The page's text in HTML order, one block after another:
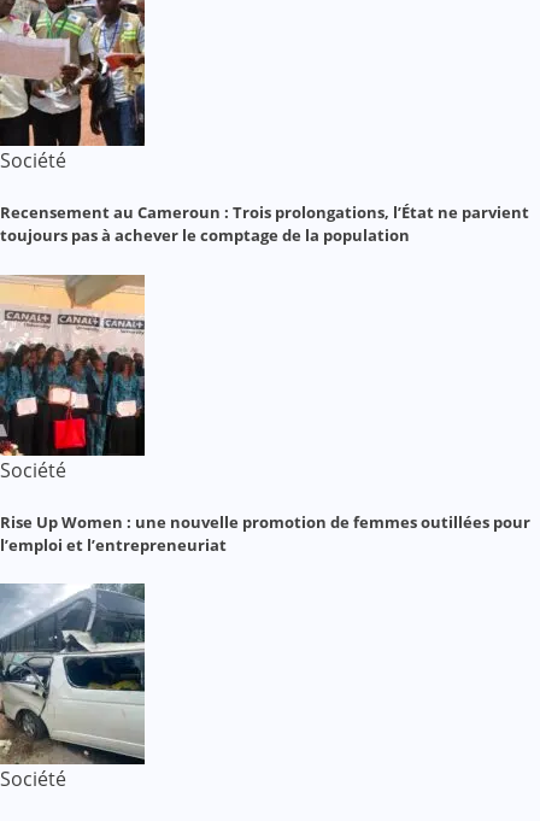
Société
Recensement au Cameroun : Trois prolongations, l’État ne parvient
toujours pas à achever le comptage de la population
Société
Rise Up Women : une nouvelle promotion de femmes outillées pour
l’emploi et l’entrepreneuriat
Société